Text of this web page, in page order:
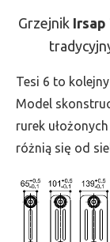
Grzejnik Irsap
Tesi 6 to
Model
rurek
różnią się od